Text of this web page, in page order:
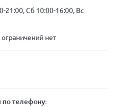
21:00, Сб 10:00-16:00, Вс
ограничений нет
по телефону: